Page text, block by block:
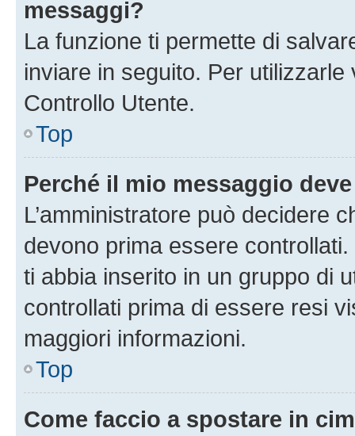
messaggi?
La funzione ti permette di
inviare in seguito. Per utilizzarle
Controllo Utente.
Top
Perché il mio messaggio
L’amministratore può decidere
devono prima essere
ti abbia inserito in un gruppo di
controllati prima di essere resi
maggiori informazioni.
Top
Come faccio a spostare in